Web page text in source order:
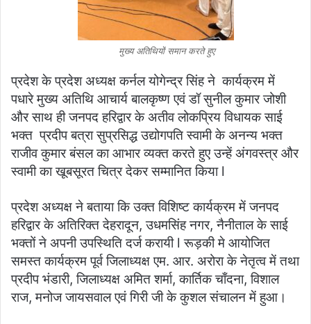
मुख्य अतिथियों समान करते हुए
प्रदेश के प्रदेश अध्यक्ष कर्नल योगेन्द्र सिंह ने कार्यक्रम में
पधारे मुख्य अतिथि आचार्य बालकृष्ण एवं डॉ सुनील कुमार जोशी
और साथ ही जनपद हरिद्वार के अतीव लोकप्रिय विधायक साई
भक्त प्रदीप बत्रा सुप्रसिद्ध उद्योगपति स्वामी के अनन्य भक्त
राजीव कुमार बंसल का आभार व्यक्त करते हुए उन्हें अंगवस्त्र और
स्वामी का खूबसूरत चित्र देकर सम्मानित किया l
प्रदेश अध्यक्ष ने बताया कि उक्त विशिष्ट कार्यक्रम में जनपद
हरिद्वार के अतिरिक्त देहरादून, उधमसिंह नगर, नैनीताल के साई
भक्तों ने अपनी उपस्थिति दर्ज करायी l रूड़की मे आयोजित
समस्त कार्यक्रम पूर्व जिलाध्यक्ष एम. आर. अरोरा के नेतृत्व में तथा
प्रदीप भंडारी, जिलाध्यक्ष अमित शर्मा, कार्तिक चाँदना, विशाल
राज, मनोज जायसवाल एवं गिरी जी के कुशल संचालन में हुआ।